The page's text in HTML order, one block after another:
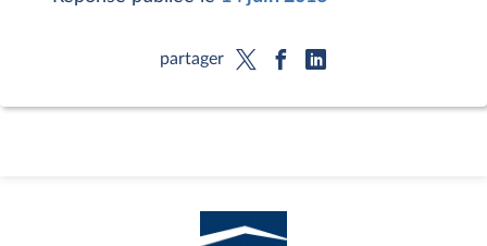
partager